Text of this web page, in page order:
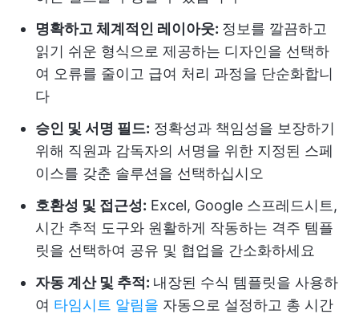
명확하고 체계적인 레이아웃: 정보를 깔끔하고
읽기 쉬운 형식으로 제공하는 디자인을 선택하
여 오류를 줄이고 급여 처리 과정을 단순화합니
다
승인 및 서명 필드: 정확성과 책임성을 보장하기
위해 직원과 감독자의 서명을 위한 지정된 스페
이스를 갖춘 솔루션을 선택하십시오
호환성 및 접근성: Excel, Google 스프레드시트,
시간 추적 도구와 원활하게 작동하는 격주 템플
릿을 선택하여 공유 및 협업을 간소화하세요
자동 계산 및 추적: 내장된 수식 템플릿을 사용하
여 타임시트 알림을 자동으로 설정하고 총 시간